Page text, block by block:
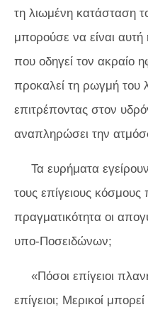
τη λιωμένη κατάσταση
μπορούσε να είναι
που οδηγεί τον ακραίο
προκαλεί τη ρωγμή του
επιτρέποντας στον
αναπληρώσει την
Τα ευρήματα
τους επίγειους
πραγματικότητα οι
υπο-Ποσειδώνων;
«Πόσοι επίγειοι
επίγειοι; Μερικοί